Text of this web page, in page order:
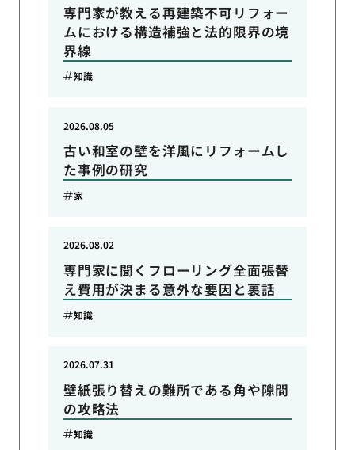
専門家が教える再建築不可リフォー
ムにおける構造補強と法的限界の境
界線
知識
古い和室の壁を洋風にリフォームし
た事例の研究
2026.08.05
家
専門家に聞くフローリング全面張替
え費用が決まる意外な要因と裏話
2026.08.02
知識
壁紙張り替えの難所である角や隙間
の攻略法
2026.07.31
知識